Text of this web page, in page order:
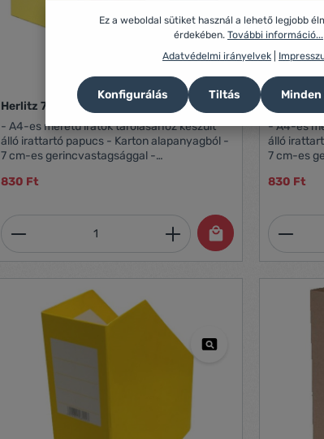
Herlitz 7cm karton zöld iratpapucs
- A4-es méretű iratok tárolásához készült
álló irattartó papucs - Karton alapanyagból -
7 cm-es gerincvastagsággal -
830 Ft
Termékmennyiség: Adja meg a
Herlitz
- A4-es
álló
7 cm-es
830 Ft
Ez a weboldal sütiket használ a lehető legjobb
érdekében. További információ...
Adatvédelmi irányelvek
Tiltás
Konfigurálás